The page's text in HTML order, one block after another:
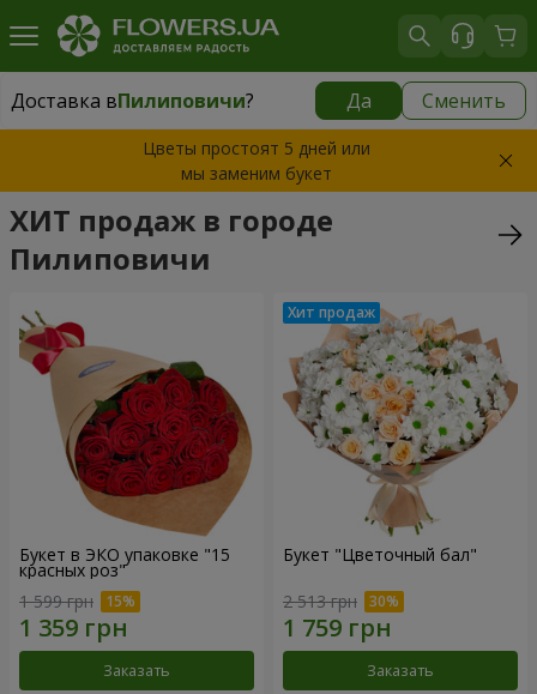
Доставка вПилиповичи? Да Сменить
Доставка вПилиповичи|
Цветы простоят 5 дней или
мы заменим букет
ХИТ продаж в городе
Пилиповичи
Букет в ЭКО упаковке "15
красных роз"
1 599 грн
Заказать
Букет "Цветочный бал"
2 513 грн
Заказать